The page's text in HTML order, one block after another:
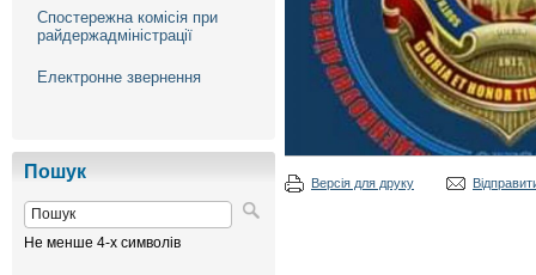
Спостережна комісія при
райдержадміністрації
Електронне звернення
Пошук
Не менше 4-х символів
Версія для друку